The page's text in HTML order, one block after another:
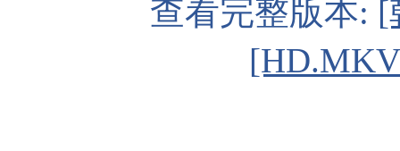
查看完整版本: [